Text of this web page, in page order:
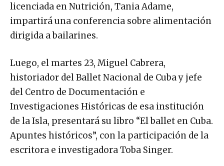
licenciada en Nutrición, Tania Adame,
impartirá una conferencia sobre alimentación
dirigida a bailarines.
Luego, el martes 23, Miguel Cabrera,
historiador del Ballet Nacional de Cuba y jefe
del Centro de Documentación e
Investigaciones Históricas de esa institución
de la Isla, presentará su libro “El ballet en Cuba.
Apuntes históricos”, con la participación de la
escritora e investigadora Toba Singer.